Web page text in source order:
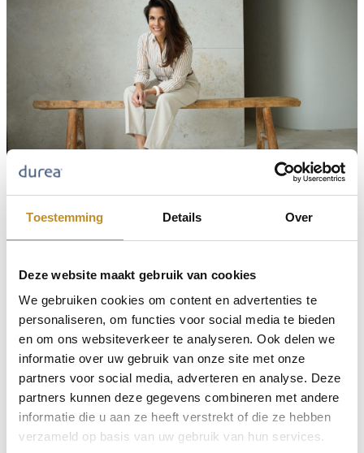
Toestemming Details Over
Deze website maakt gebruik van cookies
We gebruiken cookies om content en advertenties te
personaliseren, om functies voor social media te bieden
en om ons websiteverkeer te analyseren. Ook delen we
informatie over uw gebruik van onze site met onze
partners voor social media, adverteren en analyse. Deze
partners kunnen deze gegevens combineren met andere
informatie die u aan ze heeft verstrekt of die ze hebben
verzameld op basis van uw gebruik van hun services.